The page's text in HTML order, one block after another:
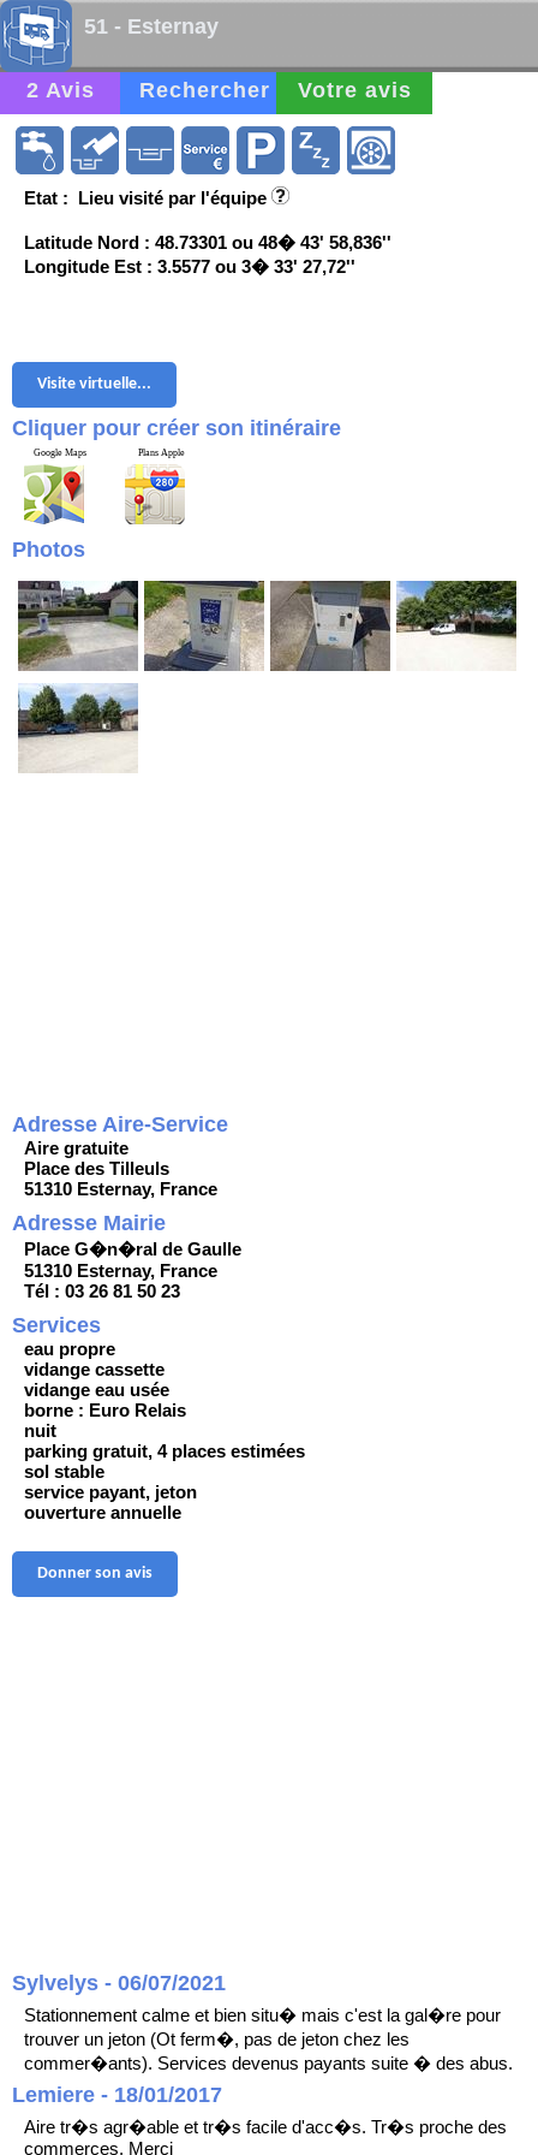
51 - Esternay
2 Avis Rechercher Votre avis
Etat : Lieu visité par l'équipe
Latitude Nord : 48.73301 ou 48� 43' 58,836''
Longitude Est : 3.5577 ou 3� 33' 27,72''
Visite virtuelle...
Cliquer pour créer son itinéraire
Google Maps Plans Apple
Photos
Adresse Aire-Service
Aire gratuite
Place des Tilleuls
51310 Esternay, France
Adresse Mairie
Place G�n�ral de Gaulle
51310 Esternay, France
Tél : 03 26 81 50 23
Services
eau propre
vidange cassette
vidange eau usée
borne : Euro Relais
nuit
parking gratuit, 4 places estimées
sol stable
service payant, jeton
ouverture annuelle
Donner son avis
Sylvelys - 06/07/2021
Stationnement calme et bien situ� mais c'est la gal�re pour
trouver un jeton (Ot ferm�, pas de jeton chez les
commer�ants). Services devenus payants suite � des abus.
Lemiere - 18/01/2017
Aire tr�s agr�able et tr�s facile d'acc�s. Tr�s proche des
commerces. Merci